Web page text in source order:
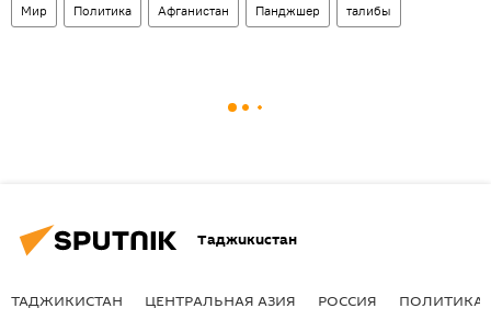
Мир Политика Афганистан Панджшер талибы
Таджикистан
ТАДЖИКИСТАН ЦЕНТРАЛЬНАЯ АЗИЯ РОССИЯ ПОЛИТИКА